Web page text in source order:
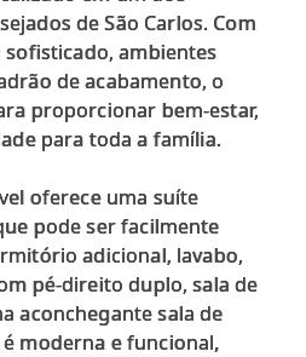
de São Carlos. Com
ambientes
de acabamento, o
proporcionar bem-estar,
para toda a família.
oferece uma suíte
pode ser facilmente
adicional, lavabo,
pé-direito duplo, sala de
aconchegante sala de
moderna e funcional,